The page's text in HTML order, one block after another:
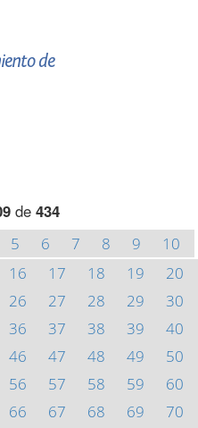
de
de 434
5 6 7 8 9
10
16 17 18 19
20
26 27 28 29
30
36 37 38 39
40
46 47 48 49
50
56 57 58 59
60
66 67 68 69
70